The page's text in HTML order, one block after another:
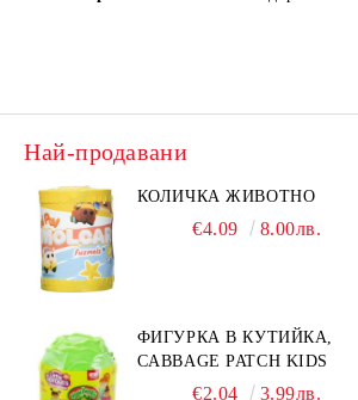
Най-продавани
КОЛИЧКА ЖИВОТНО
€4.09 8.00лв.
ФИГУРКА В КУТИЙКА,
CABBAGE PATCH KIDS
€2.04 3.99лв.